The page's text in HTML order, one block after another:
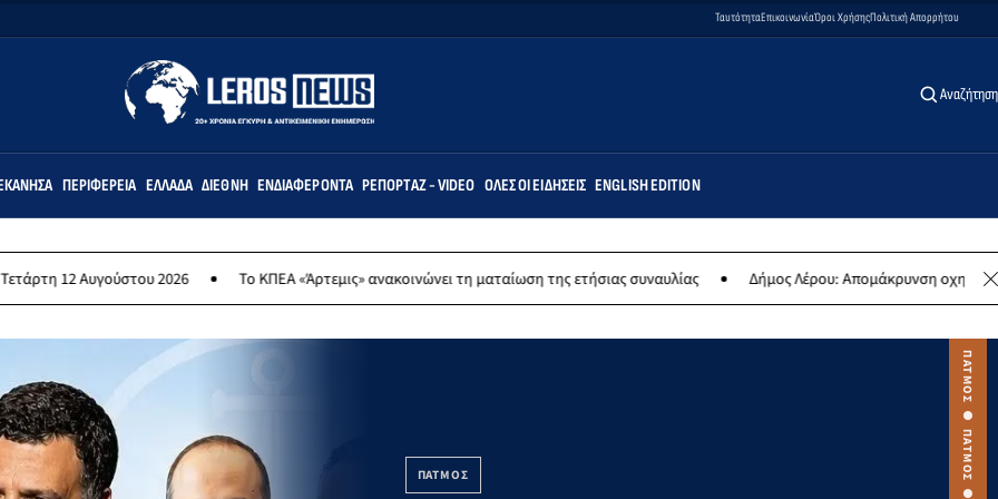
ΤαυτότηταΕπικοινωνίαΌροι ΧρήσηςΠολιτική Απορρήτου
Αναζήτηση
ΠΕΡΙΦΈΡΕΙΑ ΕΛΛΆΔΑ ΔΙΕΘΝΉ ΕΝΔΙΑΦΈΡΟΝΤΑ ΡΕΠΟΡΤΆΖ - VIDEO ΌΛΕΣ ΟΙ ΕΙΔΉΣΕΙΣ ENGLISH EDITION
2026 Το ΚΠΕΑ «Άρτεμις» ανακοινώνει τη ματαίωση της ετήσιας συναυλίας Δήμος Λέρου: Απομάκρυνση οχημάτων και σκαφών
ΠΑΤΜΟΣ